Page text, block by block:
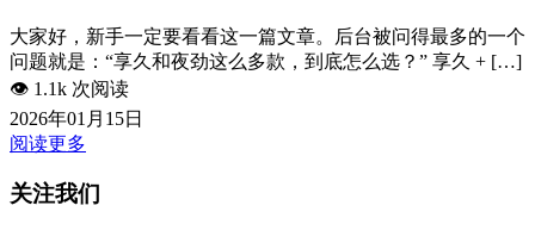
大家好，新手一定要看看这一篇文章。后台被问得最多的一个
问题就是：“享久和夜劲这么多款，到底怎么选？” 享久 + […]
👁️ 1.1k 次阅读
2026年01月15日
阅读更多
关注我们